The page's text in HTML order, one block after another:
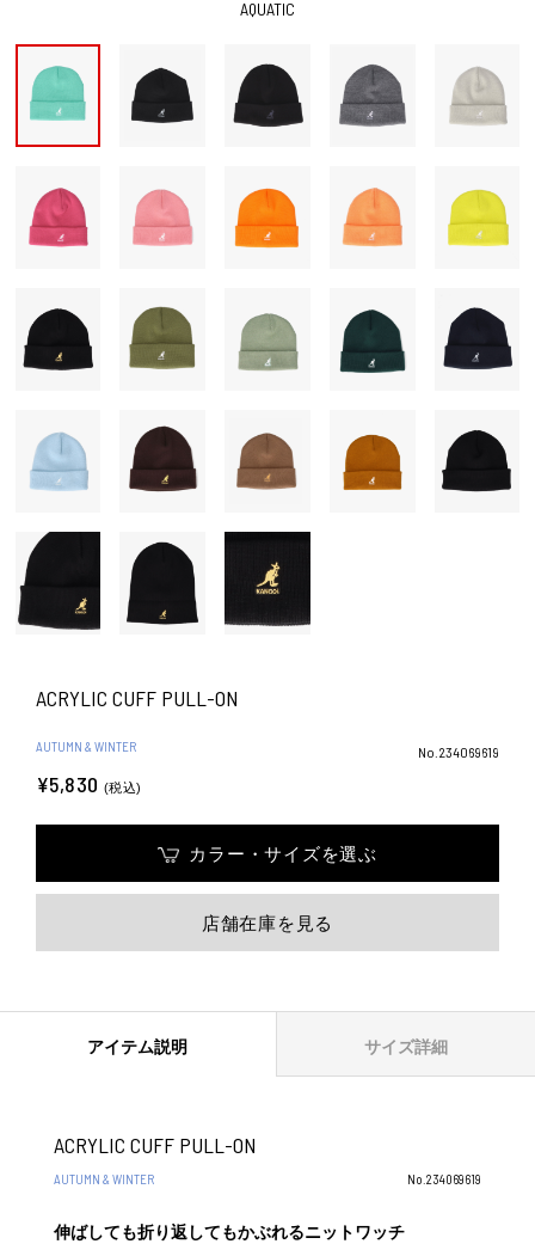
AQUATIC
ACRYLIC CUFF PULL-ON
AUTUMN & WINTER No.234069619
¥5,830 (税込)
カラー・サイズを選ぶ
店舗在庫を見る
アイテム説明 サイズ詳細
ACRYLIC CUFF PULL-ON
AUTUMN & WINTER No.234069619
伸ばしても折り返してもかぶれるニットワッチ